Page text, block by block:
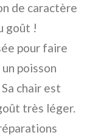
de caractère
goût !
pour faire
poisson
chair est
très léger.